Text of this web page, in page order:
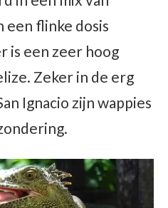
een flinke dosis
is een zeer hoog
Zeker in de erg
Ignacio zijn wappies